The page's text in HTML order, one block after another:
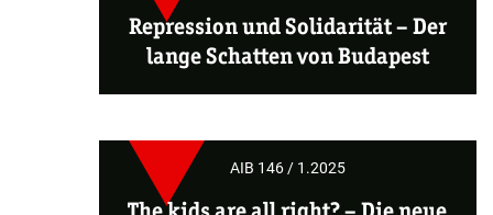
Repression und Solidarität – Der
lange Schatten von Budapest
AIB 146 / 1.2025